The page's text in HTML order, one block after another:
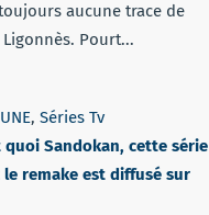
aucune trace de
Pourt...
, Séries Tv
quoi Sandokan, cette série
remake est diffusé sur